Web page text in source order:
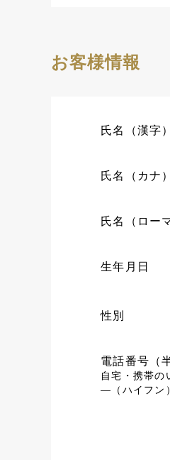
お客様情報
氏名（漢字）
氏名（カナ）
氏名（ロー
生年月日
性別
電話番号（
自宅・携帯の
―（ハイフン